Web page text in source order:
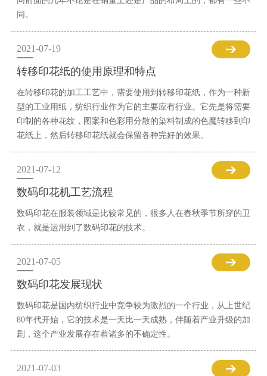
同。
2021-07-19
转移印花纸的使用原理和特点
在转移印花的加工工艺中，需要使用到转移印花纸，作为一种新
型的工业用纸，纺织行业作为它的主要应有行业。它先是将需要
印制的各种花纹，图案和色彩用分散的染料制成的色魔转移到印
花纸上，然后转移印花纸就会保留各种完好的效果。
2021-07-12
数码印花机工艺流程
数码印花在服装领域是比较常见的，很多人在春秋季节所穿的卫
衣，就是运用到了数码印花的技术。
2021-07-05
数码印花发展现状
数码印花是国内纺织行业中竞争较为激烈的一个行业，从上世纪
80年代开始，它的技术是一天比一天成熟，伴随着产业升级的加
剧，这个产业发展存在着诸多的不确定性。
2021-07-03